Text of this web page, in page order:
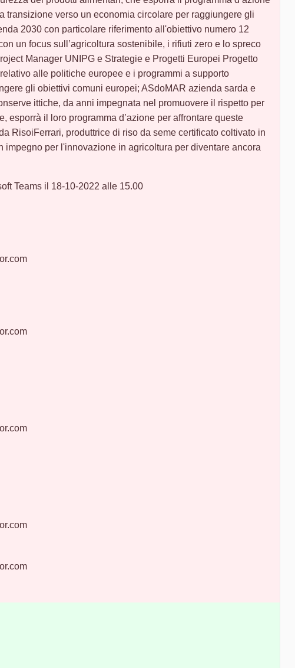
transizione verso un economia circolare per raggiungere gli
2030 con particolare riferimento all'obiettivo numero 12
un focus sull’agricoltura sostenibile, i rifiuti zero e lo spreco
Manager UNIPG e Strategie e Progetti Europei Progetto
alle politiche europee e i programmi a supporto
gli obiettivi comuni europei; ASdoMAR azienda sarda e
ittiche, da anni impegnata nel promuovere il rispetto per
esporrà il loro programma d’azione per affrontare queste
RisoiFerrari, produttrice di riso da seme certificato coltivato in
impegno per l'innovazione in agricoltura per diventare ancora
Teams il 18-10-2022 alle 15.00